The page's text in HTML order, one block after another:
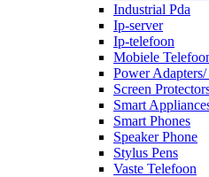
Industrial Pda
Ip-server
Ip-telefoon
Mobiele
Power
Screen
Smart
Smart Phones
Speaker Phone
Stylus Pens
Vaste Telefoon